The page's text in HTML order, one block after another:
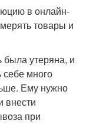
в онлайн-
товары и
утеряна, и
себе много
Ему нужно
внести
при